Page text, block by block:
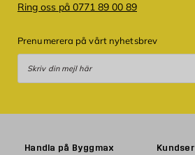
Ring oss på 0771 89 00 89
Prenumerera på vårt nyhetsbrev
Handla på Byggmax